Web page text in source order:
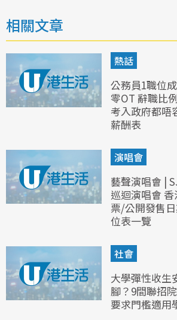
相關文章
熱話
公務員1職位
零OT 辭職比
考入政府都唔
薪酬表
演唱會
藝聲演唱會 |
巡迴演唱會
票/公開發售
位表一覽
社會
大學彈性收生
腳？9間聯招
要求門檻適用